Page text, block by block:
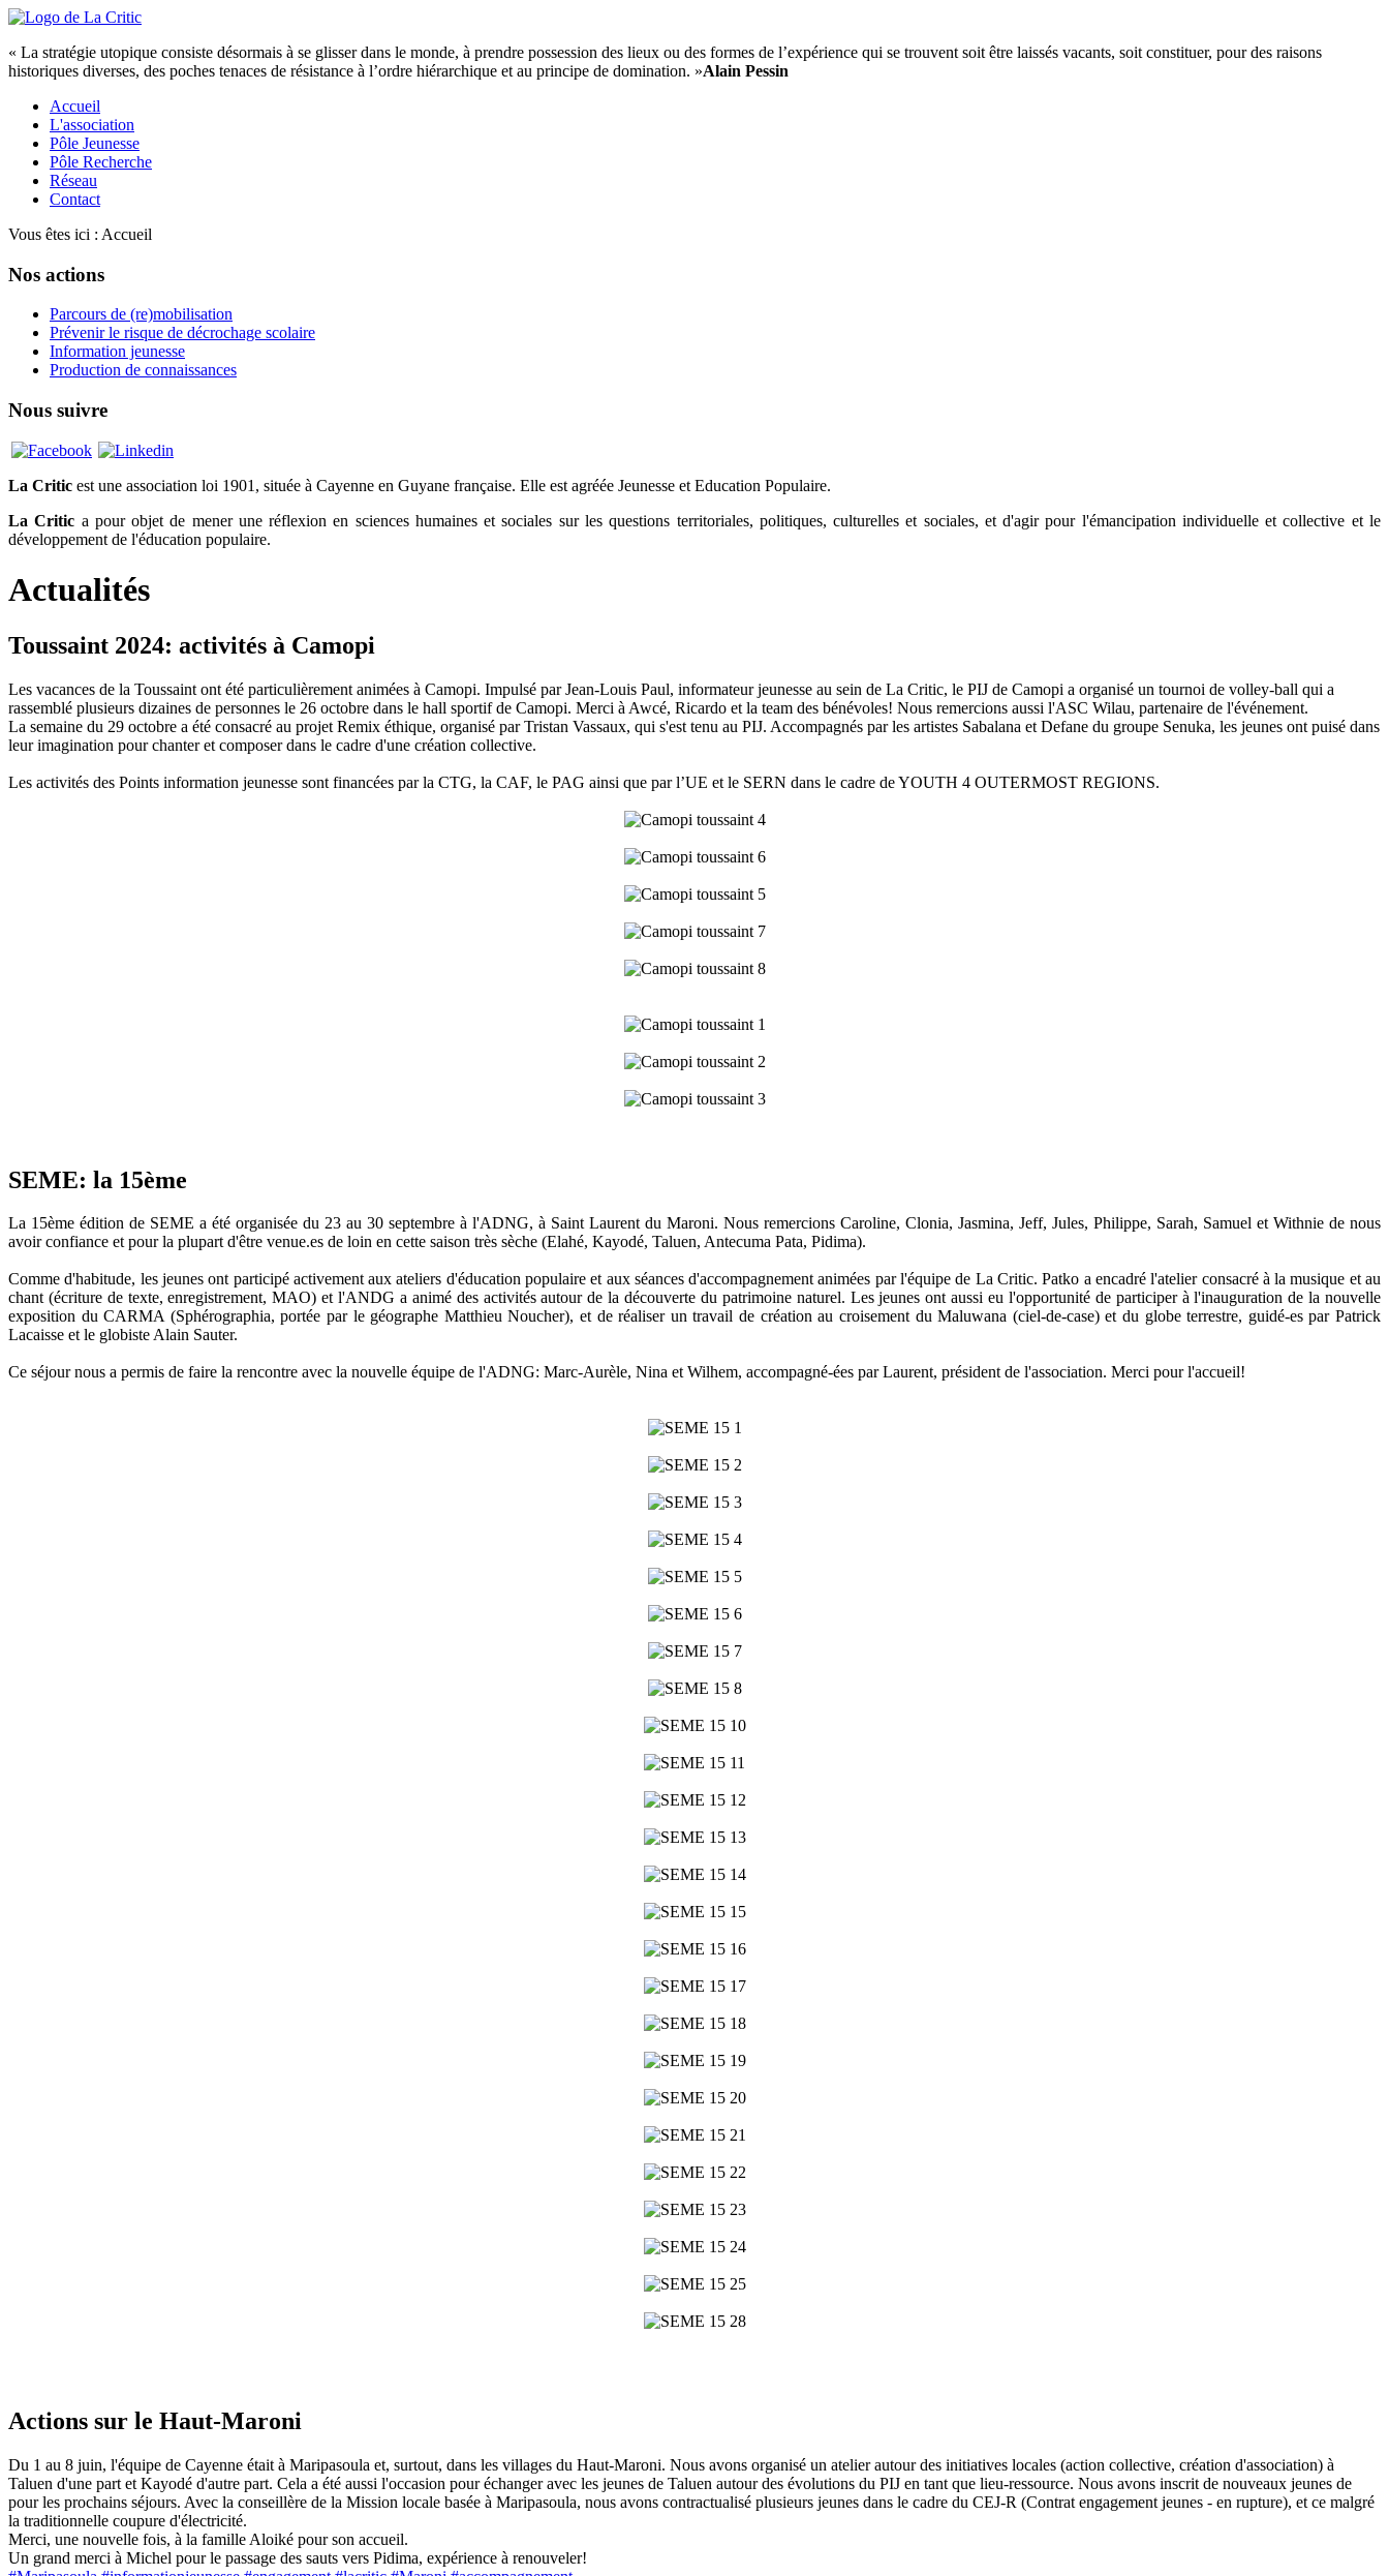
« La stratégie utopique consiste désormais à se glisser dans le monde, à prendre possession des lieux ou des formes de l’expérience qui se trouvent soit être laissés vacants, soit constituer, pour des raisons
historiques diverses, des poches tenaces de résistance à l’ordre hiérarchique et au principe de domination. »Alain Pessin
Accueil
L'association
Pôle Jeunesse
Pôle Recherche
Réseau
Contact
Vous êtes ici : Accueil
Nos actions
Parcours de (re)mobilisation
Prévenir le risque de décrochage scolaire
Information jeunesse
Production de connaissances
Nous suivre
La Critic est une association loi 1901, située à Cayenne en Guyane française. Elle est agréée Jeunesse et Education Populaire.
La Critic a pour objet de mener une réflexion en sciences humaines et sociales sur les questions territoriales, politiques, culturelles et sociales, et d'agir pour l'émancipation individuelle et collective et le
développement de l'éducation populaire.
Actualités
Toussaint 2024: activités à Camopi
Les vacances de la Toussaint ont été particulièrement animées à Camopi. Impulsé par Jean-Louis Paul, informateur jeunesse au sein de La Critic, le PIJ de Camopi a organisé un tournoi de volley-ball qui a
rassemblé plusieurs dizaines de personnes le 26 octobre dans le hall sportif de Camopi. Merci à Awcé, Ricardo et la team des bénévoles! Nous remercions aussi l'ASC Wilau, partenaire de l'événement.
La semaine du 29 octobre a été consacré au projet Remix éthique, organisé par Tristan Vassaux, qui s'est tenu au PIJ. Accompagnés par les artistes Sabalana et Defane du groupe Senuka, les jeunes ont puisé dans
leur imagination pour chanter et composer dans le cadre d'une création collective.
Les activités des Points information jeunesse sont financées par la CTG, la CAF, le PAG ainsi que par l’UE et le SERN dans le cadre de YOUTH 4 OUTERMOST REGIONS.
SEME: la 15ème
La 15ème édition de SEME a été organisée du 23 au 30 septembre à l'ADNG, à Saint Laurent du Maroni. Nous remercions Caroline, Clonia, Jasmina, Jeff, Jules, Philippe, Sarah, Samuel et Withnie de nous
avoir confiance et pour la plupart d'être venue.es de loin en cette saison très sèche (Elahé, Kayodé, Taluen, Antecuma Pata, Pidima).
Comme d'habitude, les jeunes ont participé activement aux ateliers d'éducation populaire et aux séances d'accompagnement animées par l'équipe de La Critic. Patko a encadré l'atelier consacré à la musique et au
chant (écriture de texte, enregistrement, MAO) et l'ANDG a animé des activités autour de la découverte du patrimoine naturel. Les jeunes ont aussi eu l'opportunité de participer à l'inauguration de la nouvelle
exposition du CARMA (Sphérographia, portée par le géographe Matthieu Noucher), et de réaliser un travail de création au croisement du Maluwana (ciel-de-case) et du globe terrestre, guidé-es par Patrick
Lacaisse et le globiste Alain Sauter.
Ce séjour nous a permis de faire la rencontre avec la nouvelle équipe de l'ADNG: Marc-Aurèle, Nina et Wilhem, accompagné-ées par Laurent, président de l'association. Merci pour l'accueil!
Actions sur le Haut-Maroni
Du 1 au 8 juin, l'équipe de Cayenne était à Maripasoula et, surtout, dans les villages du Haut-Maroni. Nous avons organisé un atelier autour des initiatives locales (action collective, création d'association) à
Taluen d'une part et Kayodé d'autre part. Cela a été aussi l'occasion pour échanger avec les jeunes de Taluen autour des évolutions du PIJ en tant que lieu-ressource. Nous avons inscrit de nouveaux jeunes de
pour les prochains séjours. Avec la conseillère de la Mission locale basée à Maripasoula, nous avons contractualisé plusieurs jeunes dans le cadre du CEJ-R (Contrat engagement jeunes - en rupture), et ce malgré
la traditionnelle coupure d'électricité.
Merci, une nouvelle fois, à la famille Aloiké pour son accueil.
Un grand merci à Michel pour le passage des sauts vers Pidima, expérience à renouveler!